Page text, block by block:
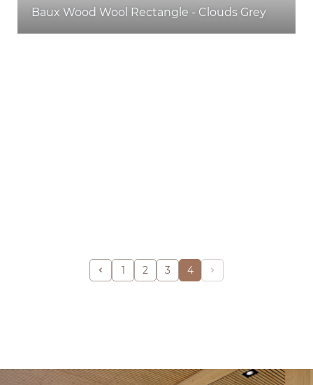
Baux Wood Wool Rectangle - Clouds Grey
1 2 3 4